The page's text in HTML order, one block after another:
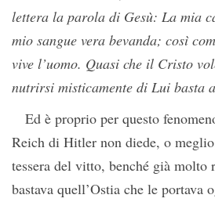
lettera la parola di Gesù: La mia
mio sangue vera bevanda; così
vive l’uomo. Quasi che il Cristo
nutrirsi misticamente di Lui basta
Ed è proprio per questo
Reich di Hitler non diede, o
tessera del vitto, benché già molto
bastava quell’Ostia che le portava